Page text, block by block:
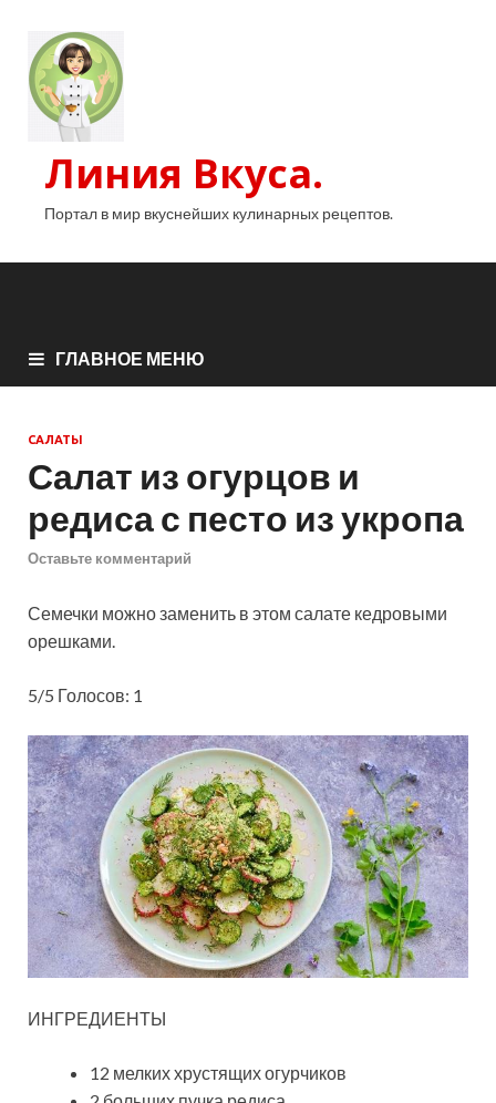
Линия Вкуса.
Портал в мир вкуснейших кулинарных рецептов.
ГЛАВНОЕ МЕНЮ
САЛАТЫ
Салат из огурцов и
редиса с песто из укропа
Оставьте комментарий
Семечки можно заменить в этом салате кедровыми
орешками.
5/5 Голосов: 1
ИНГРЕДИЕНТЫ
12 мелких хрустящих огурчиков